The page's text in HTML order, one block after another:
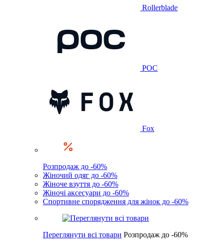
Rollerblade
POC
Fox
Розпродаж до -60%
Жіночий одяг до -60%
Жіноче взуття до -60%
Жіночі аксесуари до -60%
Спортивне спорядження для жінок до -60%
Переглянути всі товари Розпродаж до -60%